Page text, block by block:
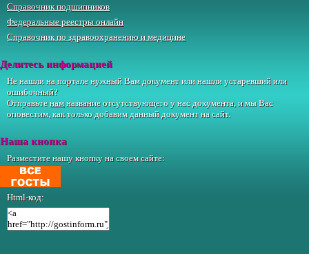
Справочник подшипников
Федеральные реестры онлайн
Справочник по здравоохранению и медицине
Делитесь информацией
Не нашли на портале нужный Вам документ или нашли устаревший или
ошибочный?
Отправьтенамназвание отсутствующего у нас документа, и мы Вас
оповестим, как только добавим данный документ на сайт.
Наша кнопка
Разместите нашу кнопку на своем сайте:
Html-код: